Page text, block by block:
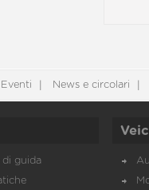
Eventi News e circolari
di guida